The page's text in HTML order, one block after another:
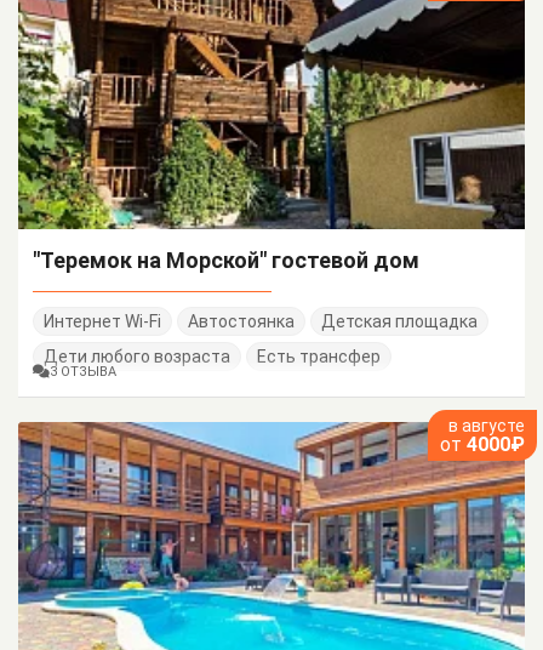
"Теремок на Морской" гостевой дом
Интернет Wi-Fi Автостоянка
Детская площадка
Дети любого возраста
Есть трансфер
3 ОТЗЫВА
в августе
от 4000₽